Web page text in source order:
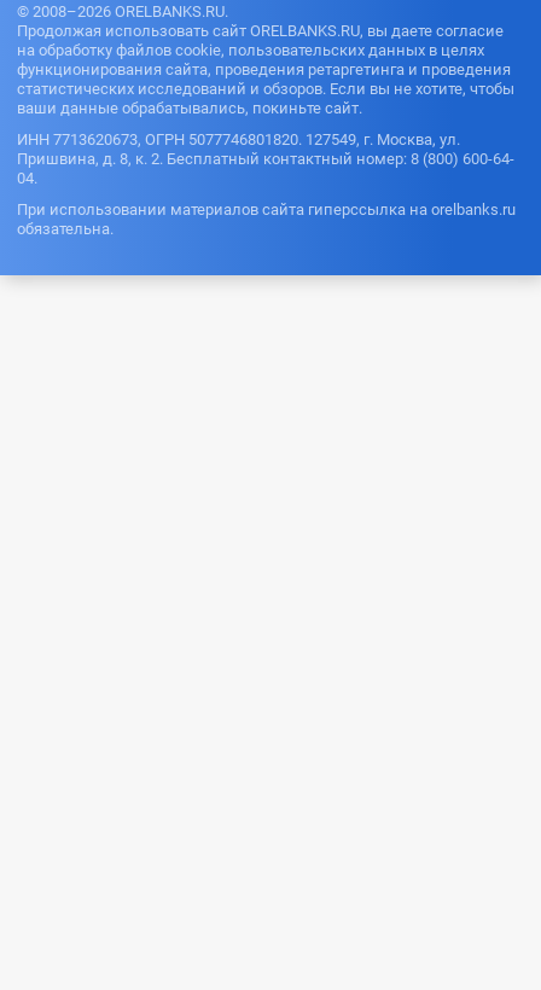
© 2008–2026 ORELBANKS.RU.
Продолжая использовать сайт ORELBANKS.RU, вы даете согласие
на обработку файлов cookie, пользовательских данных в целях
функционирования сайта, проведения ретаргетинга и проведения
статистических исследований и обзоров. Если вы не хотите, чтобы
ваши данные обрабатывались, покиньте сайт.
ИНН 7713620673, ОГРН 5077746801820. 127549, г. Москва, ул.
Пришвина, д. 8, к. 2. Бесплатный контактный номер: 8 (800) 600-64-
04.
При использовании материалов сайта гиперссылка на orelbanks.ru
обязательна.